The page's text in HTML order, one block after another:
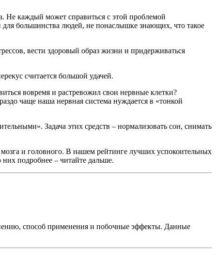
Не каждый может справиться с этой проблемой
для большинства людей, не понаслышке знающих, что такое
вести здоровый образ жизни и придерживаться
считается большой удачей.
вовремя и растревожил свои нервные клетки?
чаще наша нервная система нуждается в «тонкой
Задача этих средств – нормализовать сон, снимать
и головного. В нашем рейтинге лучших успокоительных
подробнее – читайте дальше.
способ применения и побочные эффекты. Данные